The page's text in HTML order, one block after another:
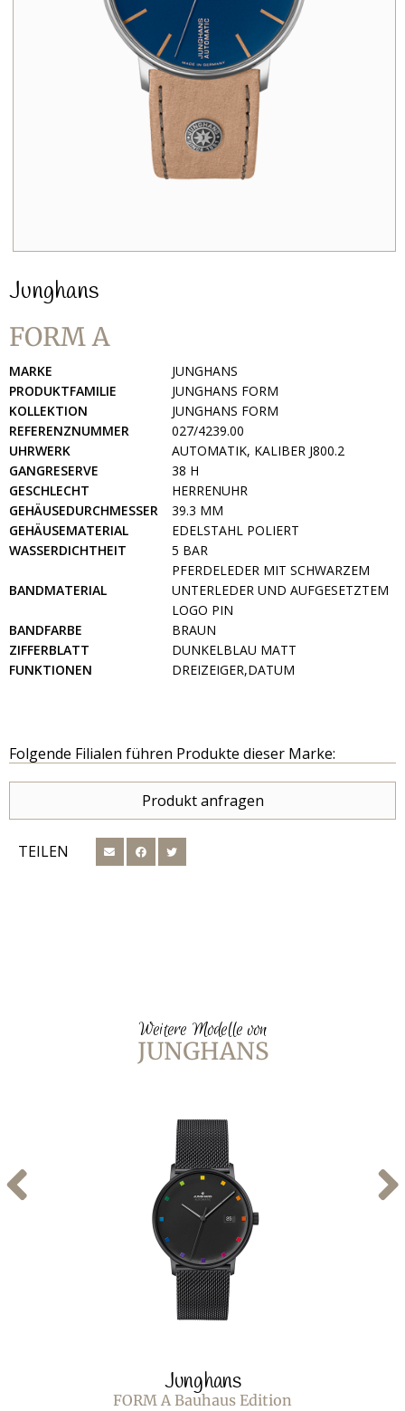
Junghans
FORM A
MARKE
JUNGHANS
PRODUKTFAMILIE
JUNGHANS FORM
KOLLEKTION
JUNGHANS FORM
REFERENZNUMMER
027/4239.00
UHRWERK
AUTOMATIK, KALIBER J800.2
GANGRESERVE
38 H
GESCHLECHT
HERRENUHR
GEHÄUSEDURCHMESSER
39.3 MM
GEHÄUSEMATERIAL
EDELSTAHL POLIERT
WASSERDICHTHEIT
5 BAR
BANDMATERIAL
PFERDELEDER MIT SCHWARZEM
UNTERLEDER UND AUFGESETZTEM
LOGO PIN
BANDFARBE
BRAUN
ZIFFERBLATT
DUNKELBLAU MATT
FUNKTIONEN
DREIZEIGER,DATUM
Folgende Filialen führen Produkte dieser Marke:
Produkt anfragen
TEILEN
Weitere Modelle von
JUNGHANS
Junghans
FORM A Bauhaus Edition